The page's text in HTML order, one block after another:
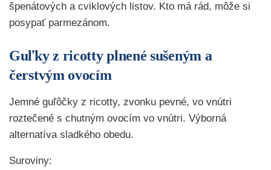
špenátových a cviklových listov. Kto má rád, môže si
posypať parmezánom.
Guľky z ricotty plnené sušeným a
čerstvým ovocím
Jemné guľôčky z ricotty, zvonku pevné, vo vnútri
roztečené s chutným ovocím vo vnútri. Výborná
alternatíva sladkého obedu.
Suroviny: